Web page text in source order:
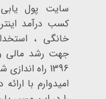
سایت پول
کسب درآمد
خانگی ،
جهت رشد مالی
1396 راه اندازی شد.
امیدوارم با